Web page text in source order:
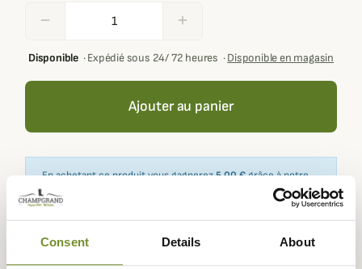
Consent Details About
remove add
Disponible·Expédié sous 24/ 72 heures ·Disponible en magasin
Ajouter au panier
En achetant ce produit vous gagnerez5,00 €grâce à notre
programme de fidélité. Votre panier totalisera
5,00 €.